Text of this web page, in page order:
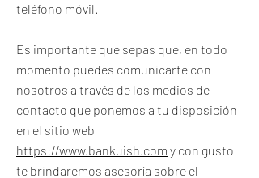
teléfono móvil.
Es importante que sepas que, en todo
momento puedes comunicarte con
nosotros a través de los medios de
contacto que ponemos a tu disposición
en el sitio web
https://www.bankuish.com y con gusto
te brindaremos asesoría sobre el